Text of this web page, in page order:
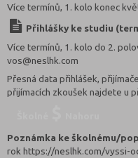
Více termínů, 1. kolo konec
Přihlášky ke studiu
Více termínů, 1. kolo do 2.
vos@neslhk.com
Přesná data přihlášek,
přijímacích zkoušek najdete u
Poznámka ke školnému/
rok https://neslhk.com/vyssi-